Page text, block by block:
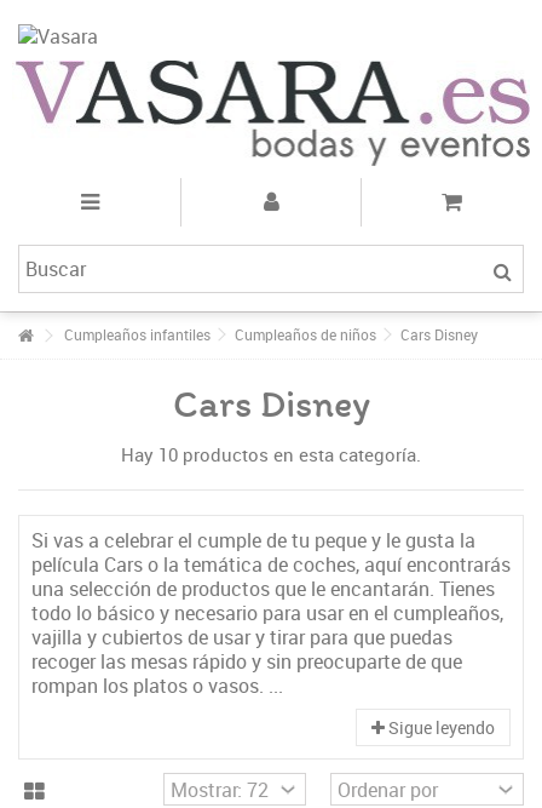
Cumpleaños infantiles Cumpleaños de niños Cars Disney
Cars Disney
Hay 10 productos en esta categoría.
Si vas a celebrar el cumple de tu peque y le gusta la
película Cars o la temática de coches, aquí encontrarás
una selección de productos que le encantarán. Tienes
todo lo básico y necesario para usar en el cumpleaños,
vajilla y cubiertos de usar y tirar para que puedas
recoger las mesas rápido y sin preocuparte de que
rompan los platos o vasos. ...
Sigue leyendo